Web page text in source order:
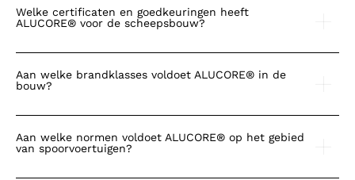
Welke certificaten en goedkeuringen heeft
ALUCORE® voor de scheepsbouw?
Aan welke brandklasses voldoet ALUCORE® in de
bouw?
Aan welke normen voldoet ALUCORE® op het gebied
van spoorvoertuigen?